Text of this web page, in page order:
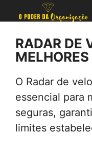
para
conteúdo
RADAR DE
O Radar de
essencial para
seguras,
limites